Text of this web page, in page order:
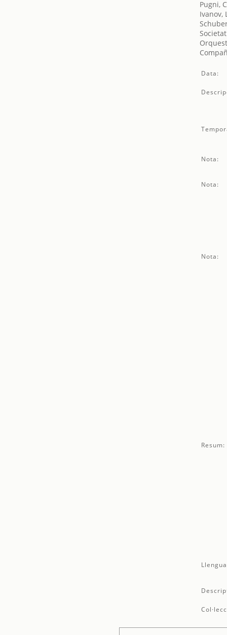
Pugni,
Ivanov,
Data:
Nota:
Nota:
Nota:
Resum: